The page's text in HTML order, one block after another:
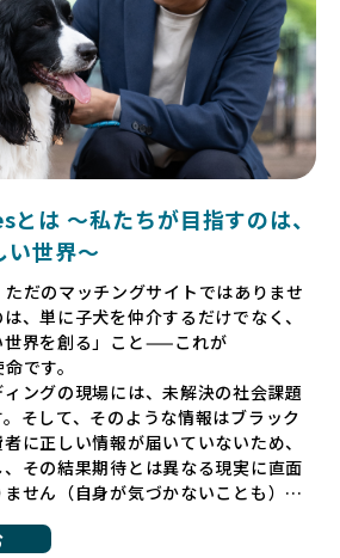
は 〜私たちが目指すのは、
い世界〜
だのマッチングサイトではありませ
、単に子犬を仲介するだけでなく、
世界を創る」こと——これが
です。
ングの現場には、未解決の社会課題
そして、そのような情報はブラック
に正しい情報が届いていないため、
その結果期待とは異なる現実に直面
せん（自身が気づかないことも）。
題を抱えていたり、またブリーダー